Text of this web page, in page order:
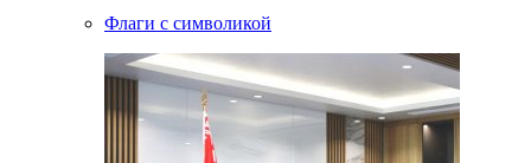
Флаги с символикой